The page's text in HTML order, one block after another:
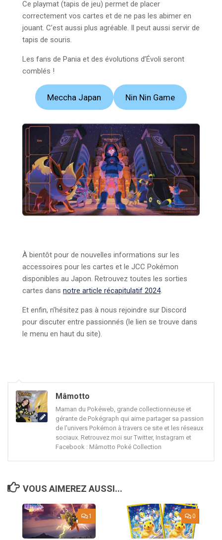
Ce playmat (tapis de jeu) permet de placer
correctement vos cartes et de ne pas les abimer en
jouant. C’est aussi plus agréable. Il peut aussi servir de
tapis de souris.
Les fans de Pania et des évolutions d’Évoli seront
comblés !
Meccha Japan Nin Nin Game
À bientôt pour de nouvelles informations sur les
accessoires pour les cartes et le JCC Pokémon
disponibles au Japon. Retrouvez toutes les sorties
cartes dans notre article récapitulatif 2024.
Et enfin, n’hésitez pas à nous rejoindre sur Discord
pour discuter entre passionnés (le lien se trouve dans
le menu en haut du site).
Mâmotto
Maman du Pokéweb, grande collectionneuse et
gérante de Pokégraph qui aime partager sa passion
de l'univers Pokémon à travers ce site et les réseaux
sociaux. Retrouvez moi sur Twitter, Instagram et
Facebook : Mâmotto Poké Collection
VOUS AIMEREZ AUSSI...
1 0